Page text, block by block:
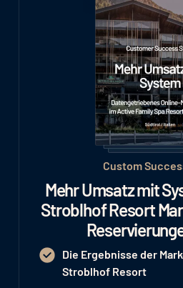
Custom
Mehr Umsatz mit
Stroblhof Resort
Die Ergebnisse der
Stroblhof Resort